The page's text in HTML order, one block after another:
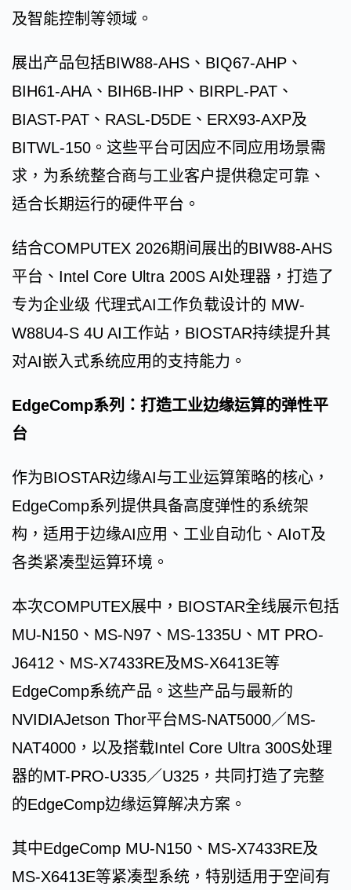
及智能控制等领域。
展出产品包括BIW88-AHS、BIQ67-AHP、
BIH61-AHA、BIH6B-IHP、BIRPL-PAT、
BIAST-PAT、RASL-D5DE、ERX93-AXP及
BITWL-150。这些平台可因应不同应用场景需
求，为系统整合商与工业客户提供稳定可靠、
适合长期运行的硬件平台。
结合COMPUTEX 2026期间展出的BIW88-AHS
平台、Intel Core Ultra 200S AI处理器，打造了
专为企业级 代理式AI工作负载设计的 MW-
W88U4-S 4U AI工作站，BIOSTAR持续提升其
对AI嵌入式系统应用的支持能力。
EdgeComp系列：打造工业边缘运算的弹性平
台
作为BIOSTAR边缘AI与工业运算策略的核心，
EdgeComp系列提供具备高度弹性的系统架
构，适用于边缘AI应用、工业自动化、AIoT及
各类紧凑型运算环境。
本次COMPUTEX展中，BIOSTAR全线展示包括
MU-N150、MS-N97、MS-1335U、MT PRO-
J6412、MS-X7433RE及MS-X6413E等
EdgeComp系统产品。这些产品与最新的
NVIDIAJetson Thor平台MS-NAT5000／MS-
NAT4000，以及搭载Intel Core Ultra 300S处理
器的MT-PRO-U335／U325，共同打造了完整
的EdgeComp边缘运算解决方案。
其中EdgeComp MU-N150、MS-X7433RE及
MS-X6413E等紧凑型系统，特别适用于空间有